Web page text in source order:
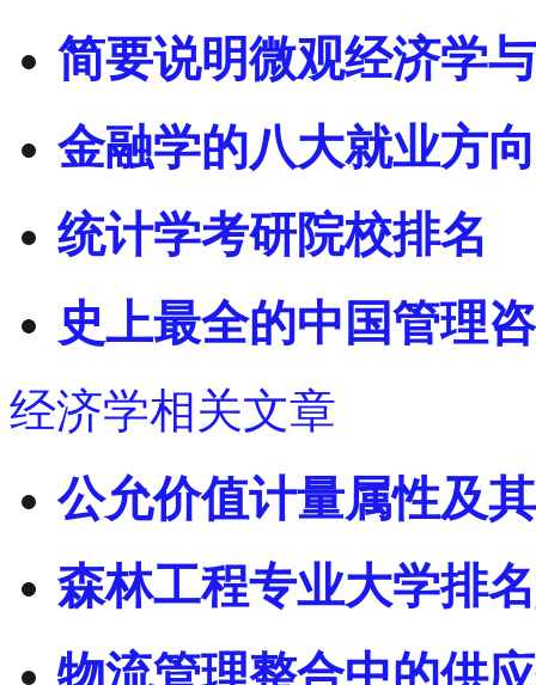
简要说明微观经济学
金融学的八大就业方
统计学考研院校排名
史上最全的中国管理
经济学相关文章
公允价值计量属性及
森林工程专业大学排